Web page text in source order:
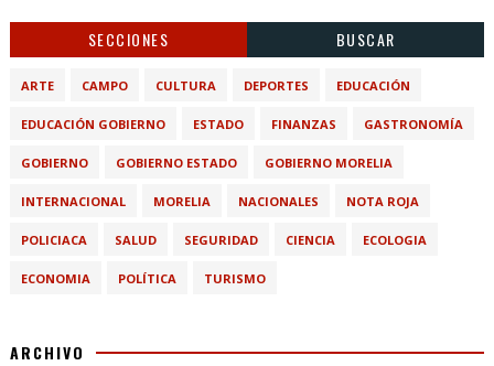
SECCIONES BUSCAR
ARTE CAMPO CULTURA DEPORTES EDUCACIÓN
EDUCACIÓN GOBIERNO ESTADO FINANZAS GASTRONOMÍA
GOBIERNO GOBIERNO ESTADO GOBIERNO MORELIA
INTERNACIONAL MORELIA NACIONALES NOTA ROJA
POLICIACA SALUD SEGURIDAD CIENCIA ECOLOGIA
ECONOMIA POLÍTICA TURISMO
ARCHIVO